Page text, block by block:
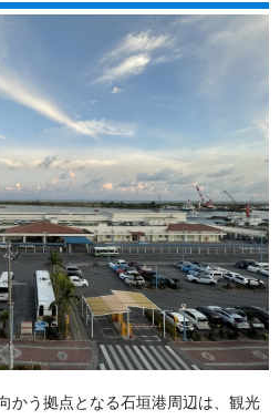
かう拠点となる石垣港周辺は、観光